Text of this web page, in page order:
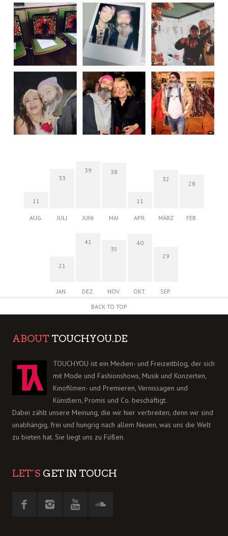
11
AUG.
33
JULI
39
JUNI
38
MAI
11
APR.
32
MÄRZ
28
FEB.
21
JAN.
41
DEZ.
35
NOV.
40
OKT.
29
SEP.
BACK TO TOP
ABOUT TOUCHYOU.DE
TOUCHYOU ist ein Medien- und Freizeitblog, der sich
mit Mode und Fashionshows, Musik und Konzerten,
Kinofilmen- und Premieren, Vernissagen und
Künstlern, Promis und Co. beschäftigt.
Dabei zählt unsere Meinung, die wir hier verbreiten, denn wir sind
unabhängig, frei und hungrig nach allem Neuen, was uns die Welt
zu bieten hat. Sie liegt uns zu Füßen.
LET´S GET IN TOUCH